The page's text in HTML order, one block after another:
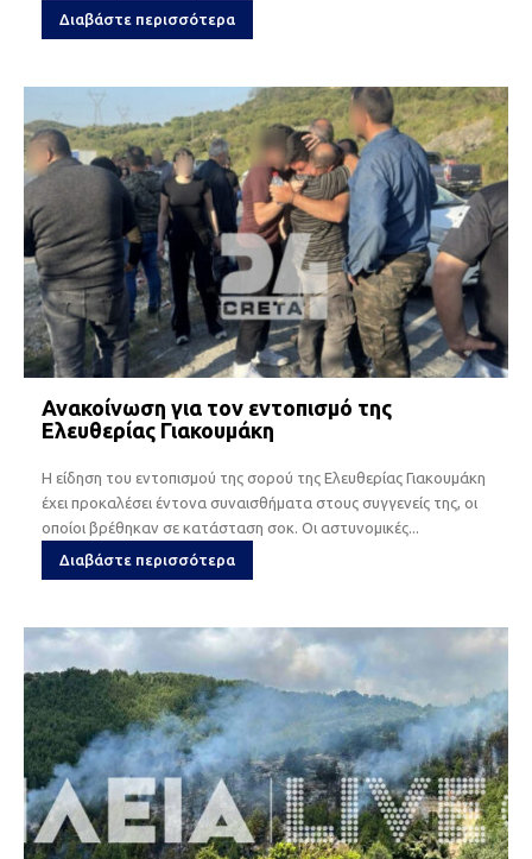
Διαβάστε περισσότερα
Ανακοίνωση για τον εντοπισμό της
Ελευθερίας Γιακουμάκη
Η είδηση του εντοπισμού της σορού της Ελευθερίας Γιακουμάκη
έχει προκαλέσει έντονα συναισθήματα στους συγγενείς της, οι
οποίοι βρέθηκαν σε κατάσταση σοκ. Οι αστυνομικές...
Διαβάστε περισσότερα